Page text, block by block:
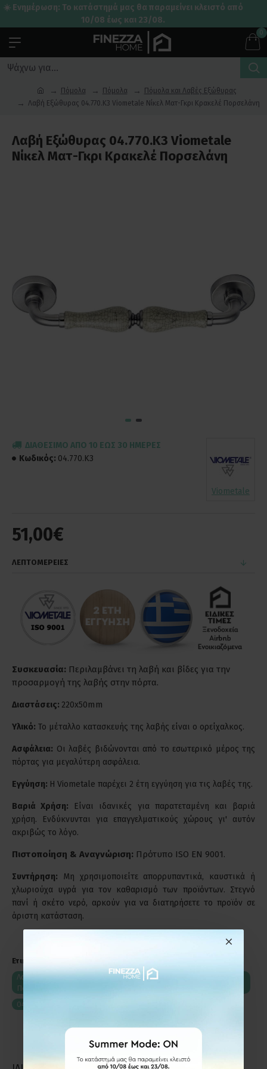
☀️ Ενημέρωση: Το κατάστημά μας θα παραμείνει κλειστό από
10/08 έως και 23/08.
0
Πόμολα Πόμολα
Πόμολα και Λαβές Εξώθυρας
Λαβή Εξώθυρας 04.770.K3 Viometale Νίκελ Ματ-Γκρι Κρακελέ Πορσελάνη
Λαβή Εξώθυρας 04.770.K3 Viometale
Νίκελ Ματ-Γκρι Κρακελέ Πορσελάνη
51,00€
ΔΙΑΘΈΣΙΜΟ ΑΠΌ 10 ΈΩΣ 30 ΗΜΈΡΕΣ
Κωδικός: 04.770.K3
Viometale
ΛΕΠΤΟΜΕΡΕΙΕΣ
Συσκευασία: Περιλαμβάνει τη λαβή και βίδες για την
προσαρμογή της λαβής στην πόρτα.
Διαστάσεις: 220x50mm
Υλικό: Το μέταλλο κατασκευής της λαβής είναι ο ορείχαλκος.
Ασφάλεια: Οι λαβές βιδώνονται από το εσωτερικό μέρος της
πόρτας για μεγαλύτερη ασφάλεια.
Εγγύηση: Η Viometale παρέχει 2 έτη εγγύηση για τις λαβές της.
Βαριά Χρήση: Είναι ιδανικές για παρατεταμένη και βαριά
χρήση. Ενδύκνυνται για επαγγελματικούς χώρους γι' αυτόν
ακριβώς το λόγο.
Πιστοποίηση & Αναγνώριση: Πρότυπο ISO EN 9001.
Συντήρηση: Μη χρησιμοποιείτε απορρυπαντικά, καυστικά ή
χλωριούχα υγρά για τον καθαρισμό των προϊόντων. Στεγνό
πανί ή σκέτο νερό, αρκούν για να διατηρήσετε το προϊόν σε
άριστη κατάσταση.
Ετικέτες:
Λαβή Εξώθυρας 04.770.K3 Viometale Νίκελ Ματ-Γκρι Κρακελέ
Πορσελάνη
04.770.K3